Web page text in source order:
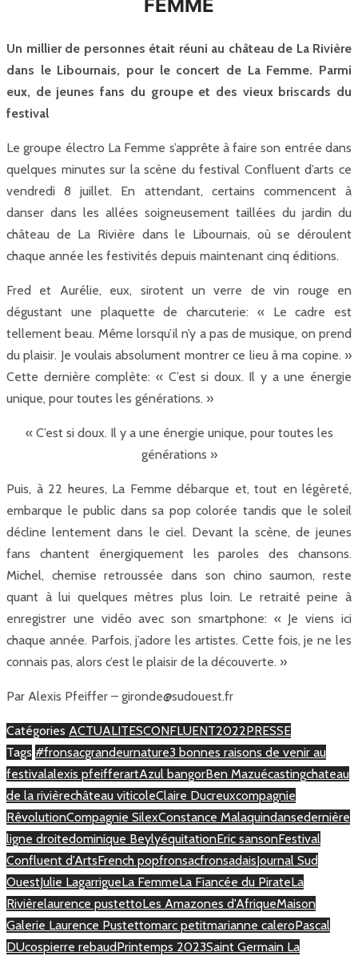
FEMME
Un millier de personnes était réuni au château de La Rivière
dans le Libournais, pour le concert de La Femme. Parmi
eux, de jeunes fans du groupe et des vieux briscards du
festival
Le groupe électro La Femme s’apprête à faire son entrée dans
quelques minutes sur la scène du festival Confluent d’arts ce
vendredi 8 juillet. En attendant, certains commencent à
danser dans les allées soigneusement taillées du jardin du
château de La Rivière dans le Libournais, où se déroulent
chaque année les festivités depuis maintenant cinq éditions.
Fred et Aurélie, eux, sirotent un verre de vin rouge en
dégustant une plaquette de charcuterie: « Le cadre est
tellement beau. Même lorsqu’il n’y a pas de musique, on prend
du plaisir. Je voulais absolument montrer ce lieu à ma copine. »
Cette dernière complète: « C’est si doux. Il y a une énergie
unique, pour toutes les générations. »
« C’est si doux. Il y a une énergie unique, pour toutes les
générations »
Puis, à 22 heures, La Femme débarque et, tout en légèreté,
embarque le public dans sa pop colorée tandis que le soleil
décline lentement dans le ciel. Devant la scène, de jeunes
fans chantent énergiquement les paroles des chansons.
Michel, chemise retroussée dans son chino saumon, reste
quant à lui quelques mètres plus loin. Le retraité peine à
enregistrer une vidéo avec son smartphone: « Je viens ici
chaque année. Parfois, j’adore les artistes. Cette fois, je ne les
connais pas, alors c’est le plaisir de la découverte. »
Par Alexis Pfeiffer – gironde@sudouest.fr
Catégories ACTUALITESCONFLUENT2022PRESSE
Tags #fronsacgrandeurnature3 bonnes raisons de venir au
festivalalexis pfeifferartAzul bangorBen Mazuécastingchateau
de la rivièrechâteau viticoleClaire Ducreuxcompagnie
RêvolutionCompagnie SilexConstance Malaquindansedernière
ligne droitedominique BeylyéquitationEric sansonFestival
Confluent d'ArtsFrench popfronsacfronsadaisJournal Sud
OuestJulie LagarrigueLa FemmeLa Fiancée du PirateLa
Rivièrelaurence pustettoLes Amazones d'AfriqueMaison
Galerie Laurence Pustettomarc petitmarianne caleroPascal
DUcospierre rebaudPrintemps 2023Saint Germain La